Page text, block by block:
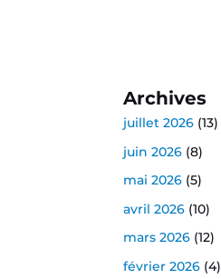
Archives
juillet 2026 (13)
juin 2026 (8)
mai 2026 (5)
avril 2026 (10)
mars 2026 (12)
février 2026 (4)